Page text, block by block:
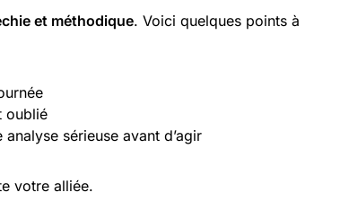
et méthodique. Voici quelques points à
oublié
sérieuse avant d’agir
votre alliée.